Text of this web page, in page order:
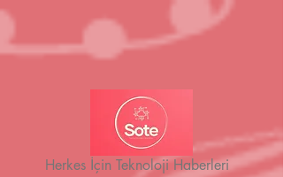
Herkes İçin Teknoloji Haberleri